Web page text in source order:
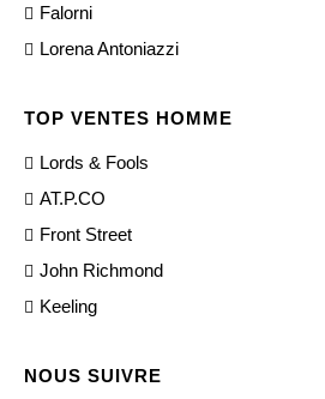
Falorni
Lorena Antoniazzi
TOP VENTES HOMME
Lords & Fools
AT.P.CO
Front Street
John Richmond
Keeling
NOUS SUIVRE